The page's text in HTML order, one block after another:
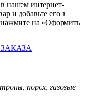
нашем интернет-
и добавьте его в
нажмите на «Оформить
порох, газовые